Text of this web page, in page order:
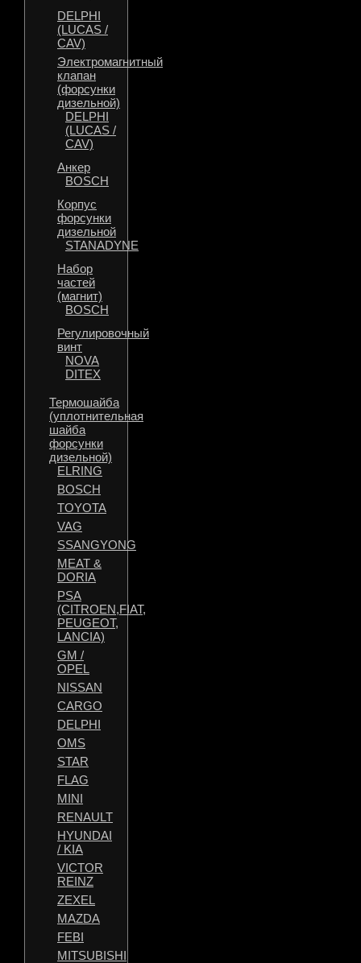
DELPHI
(LUCAS /
CAV)
Электромагнитный
клапан
(форсунки
дизельной)
DELPHI
(LUCAS /
CAV)
Анкер
BOSCH
Корпус
форсунки
дизельной
STANADYNE
Набор
частей
(магнит)
BOSCH
Регулировочный
винт
NOVA
DITEX
Термошайба
(уплотнительная
шайба
форсунки
дизельной)
ELRING
BOSCH
TOYOTA
VAG
SSANGYONG
MEAT &
DORIA
PSA
(CITROEN,FIAT,
PEUGEOT,
LANCIA)
GM /
OPEL
NISSAN
CARGO
DELPHI
OMS
STAR
FLAG
MINI
RENAULT
HYUNDAI
/ KIA
VICTOR
REINZ
ZEXEL
MAZDA
FEBI
MITSUBISHI